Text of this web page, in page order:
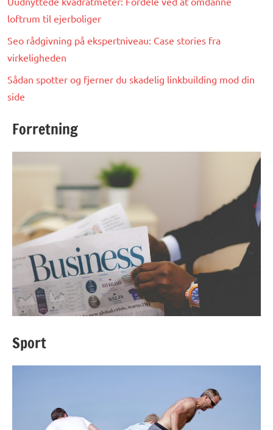
loftrum til ejerboliger
Seo rådgivning på ekspertniveau: Case stories fra
virkeligheden
Sådan spotter og fjerner du skadelig linkbuilding mod din
side
Forretning
Sport